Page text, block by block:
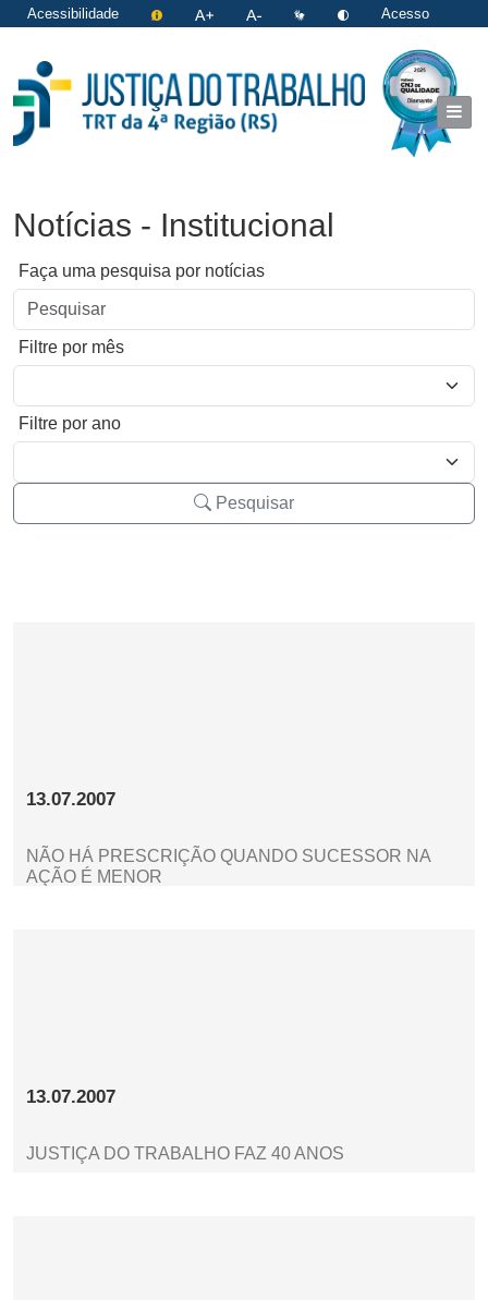
Acessibilidade
Acesso
Notícias - Institucional
Faça uma pesquisa por notícias
Filtre por mês
Filtre por ano
Pesquisar
13.07.2007
NÃO HÁ PRESCRIÇÃO QUANDO SUCESSOR NA
AÇÃO É MENOR
13.07.2007
JUSTIÇA DO TRABALHO FAZ 40 ANOS